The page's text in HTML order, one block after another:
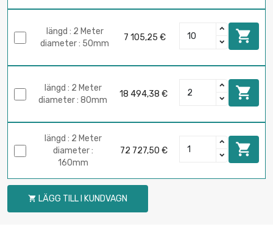
längd : 2 Meter
diameter : 50mm
7 105,25 € 
längd : 2 Meter
diameter : 80mm
18 494,38 € 
längd : 2 Meter
diameter :
160mm
72 727,50 € 
 LÄGG TILL I KUNDVAGN